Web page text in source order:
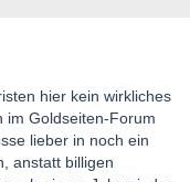
hier kein wirkliches
im Goldseiten-Forum
lieber in noch ein
anstatt billigen